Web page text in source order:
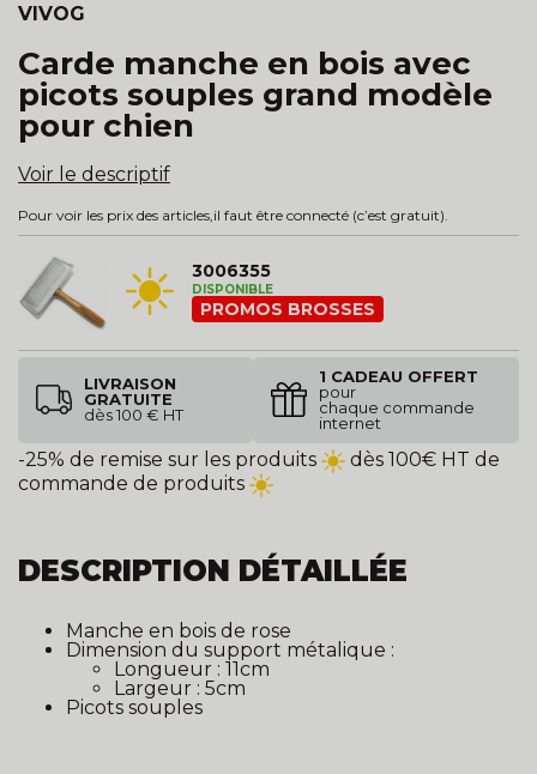
VIVOG
Carde manche en bois avec
picots souples grand modèle
pour chien
Voir le descriptif
Pour voir les prix des articles, il faut être connecté (c’est gratuit).
3006355
DISPONIBLE
PROMOS BROSSES
LIVRAISON
GRATUITE
dès 100 € HT
1 CADEAU OFFERT
pour
chaque commande
internet
-25% de remise sur les produits
dès 100€ HT de
commande de produits
DESCRIPTION DÉTAILLÉE
Manche en bois de rose
Dimension du support métalique :
Longueur : 11cm
Largeur : 5cm
Picots souples